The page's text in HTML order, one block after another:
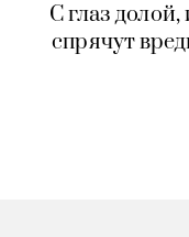
С глаз
спрячут